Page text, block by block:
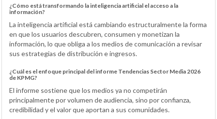
¿Cómo está transformando la inteligencia artificial el acceso a la
información?
La inteligencia artificial está cambiando estructuralmente la forma
en que los usuarios descubren, consumen y monetizan la
información, lo que obliga a los medios de comunicación a revisar
sus estrategias de distribución e ingresos.
¿Cuál es el enfoque principal del informe Tendencias Sector Media 2026
de KPMG?
El informe sostiene que los medios ya no competirán
principalmente por volumen de audiencia, sino por confianza,
credibilidad y el valor que aportan a sus comunidades.